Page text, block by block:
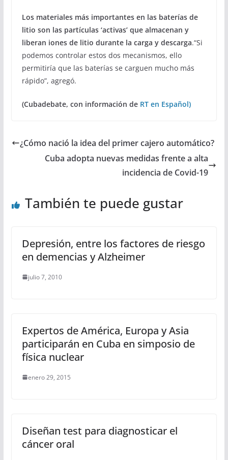
Los materiales más importantes en las baterías de
litio son las partículas ‘activas’ que almacenan y
liberan iones de litio durante la carga y descarga.“Si
podemos controlar estos dos mecanismos, ello
permitiría que las baterías se carguen mucho más
rápido”, agregó.
(Cubadebate, con información de RT en Español)
¿Cómo nació la idea del primer cajero automático?
Cuba adopta nuevas medidas frente a alta
incidencia de Covid-19
También te puede gustar
Depresión, entre los factores de riesgo
en demencias y Alzheimer
julio 7, 2010
Expertos de América, Europa y Asia
participarán en Cuba en simposio de
física nuclear
enero 29, 2015
Diseñan test para diagnosticar el
cáncer oral